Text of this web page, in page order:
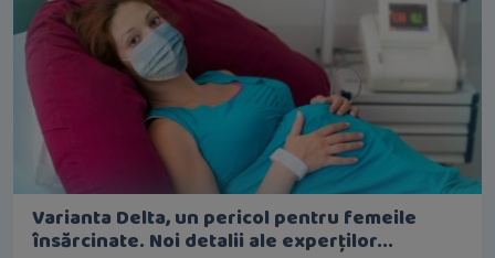
Varianta Delta, un pericol pentru femeile
însărcinate. Noi detalii ale experților...